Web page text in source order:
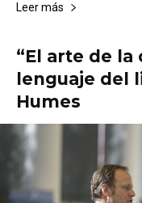
Leer más
“El arte de
lenguaje del
Humes